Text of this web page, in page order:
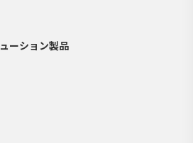
ーション製品